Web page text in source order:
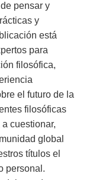
pensar y
y
está
para
filosófica,
el futuro de la
filosóficas
cuestionar,
global
títulos el
personal.